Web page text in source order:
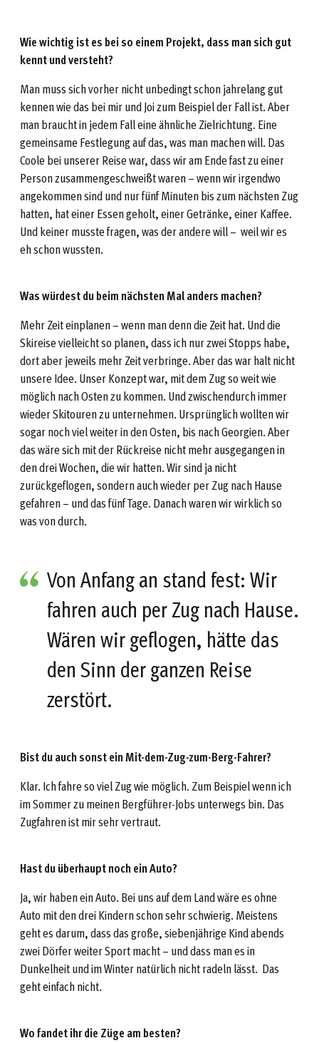
Wie wichtig ist es bei so einem Projekt, dass man sich gut
kennt und versteht?
Man muss sich vorher nicht unbedingt schon jahrelang gut
kennen wie das bei mir und Joi zum Beispiel der Fall ist. Aber
man braucht in jedem Fall eine ähnliche Zielrichtung. Eine
gemeinsame Festlegung auf das, was man machen will. Das
Coole bei unserer Reise war, dass wir am Ende fast zu einer
Person zusammengeschweißt waren – wenn wir irgendwo
angekommen sind und nur fünf Minuten bis zum nächsten Zug
hatten, hat einer Essen geholt, einer Getränke, einer Kaffee.
Und keiner musste fragen, was der andere will – weil wir es
eh schon wussten.
Was würdest du beim nächsten Mal anders machen?
Mehr Zeit einplanen – wenn man denn die Zeit hat. Und die
Skireise vielleicht so planen, dass ich nur zwei Stopps habe,
dort aber jeweils mehr Zeit verbringe. Aber das war halt nicht
unsere Idee. Unser Konzept war, mit dem Zug so weit wie
möglich nach Osten zu kommen. Und zwischendurch immer
wieder Skitouren zu unternehmen. Ursprünglich wollten wir
sogar noch viel weiter in den Osten, bis nach Georgien. Aber
das wäre sich mit der Rückreise nicht mehr ausgegangen in
den drei Wochen, die wir hatten. Wir sind ja nicht
zurückgeflogen, sondern auch wieder per Zug nach Hause
gefahren – und das fünf Tage. Danach waren wir wirklich so
was von durch.
Von Anfang an stand fest: Wir
fahren auch per Zug nach Hause.
Wären wir geflogen, hätte das
den Sinn der ganzen Reise
zerstört.
Bist du auch sonst ein Mit-dem-Zug-zum-Berg-Fahrer?
Klar. Ich fahre so viel Zug wie möglich. Zum Beispiel wenn ich
im Sommer zu meinen Bergführer-Jobs unterwegs bin. Das
Zugfahren ist mir sehr vertraut.
Hast du überhaupt noch ein Auto?
Ja, wir haben ein Auto. Bei uns auf dem Land wäre es ohne
Auto mit den drei Kindern schon sehr schwierig. Meistens
geht es darum, dass das große, siebenjährige Kind abends
zwei Dörfer weiter Sport macht – und dass man es in
Dunkelheit und im Winter natürlich nicht radeln lässt. Das
geht einfach nicht.
Wo fandet ihr die Züge am besten?